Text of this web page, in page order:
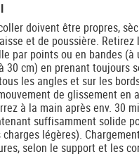
doivent être propres,
et de poussière. Retirez
par points ou en bandes (à
30 cm) en prenant toujours
les angles et sur les
de glissement en
à la main après env. 30
suffisamment solide
légères).
selon le support et les